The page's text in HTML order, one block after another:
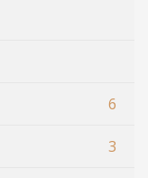
6
3